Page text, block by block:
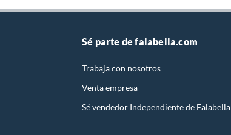
Sé parte de falabella.com
Trabaja con nosotros
Venta empresa
Sé vendedor Independiente de Falabella